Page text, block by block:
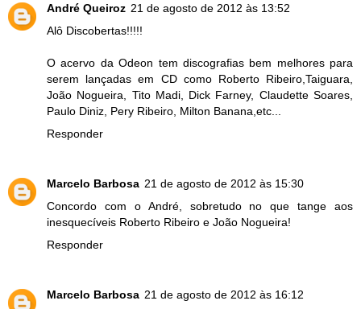
André Queiroz 21 de agosto de 2012 às 13:52
Alô Discobertas!!!!!
O acervo da Odeon tem discografias bem melhores para
serem lançadas em CD como Roberto Ribeiro,Taiguara,
João Nogueira, Tito Madi, Dick Farney, Claudette Soares,
Paulo Diniz, Pery Ribeiro, Milton Banana,etc...
Responder
Marcelo Barbosa 21 de agosto de 2012 às 15:30
Concordo com o André, sobretudo no que tange aos
inesquecíveis Roberto Ribeiro e João Nogueira!
Responder
Marcelo Barbosa 21 de agosto de 2012 às 16:12